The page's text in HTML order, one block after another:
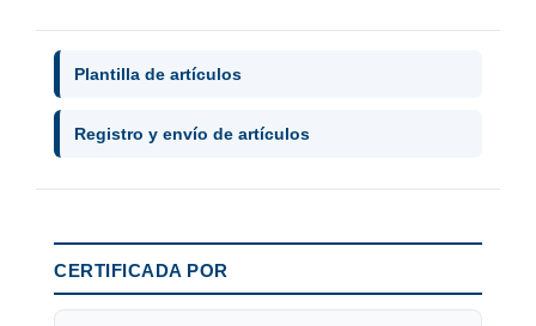
Plantilla de artículos
Registro y envío de artículos
CERTIFICADA POR